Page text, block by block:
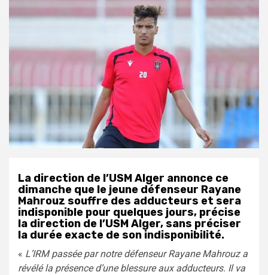
La direction de l’USM Alger annonce ce
dimanche que le jeune défenseur Rayane
Mahrouz souffre des adducteurs et sera
indisponible pour quelques jours, précise
la direction de l’USM Alger, sans préciser
la durée exacte de son indisponibilité.
« L’IRM passée par notre défenseur Rayane Mahrouz a
révélé la présence d’une blessure aux adducteurs. Il va